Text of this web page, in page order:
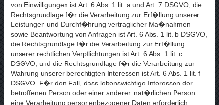
von Einwilligungen ist Art. 6 Abs. 1 lit. a und Art. 7 DSGVO, die
Rechtsgrundlage f�r die Verarbeitung zur Erf�llung unserer
Leistungen und Durchf�hrung vertraglicher Ma�nahmen
sowie Beantwortung von Anfragen ist Art. 6 Abs. 1 lit. b DSGVO,
die Rechtsgrundlage f�r die Verarbeitung zur Erf�llung
unserer rechtlichen Verpflichtungen ist Art. 6 Abs. 1 lit. c
DSGVO, und die Rechtsgrundlage f�r die Verarbeitung zur
Wahrung unserer berechtigten Interessen ist Art. 6 Abs. 1 lit. f
DSGVO. F�r den Fall, dass lebenswichtige Interessen der
betroffenen Person oder einer anderen nat�rlichen Person
eine Verarbeitung personenbezogener Daten erforderlich